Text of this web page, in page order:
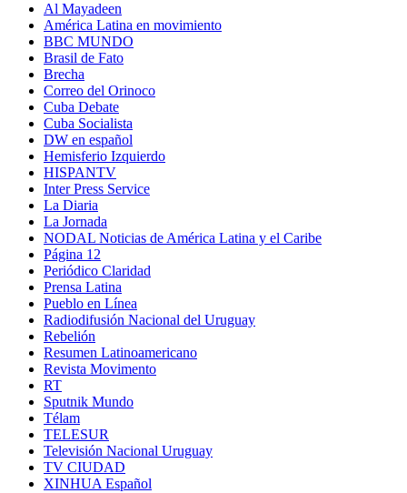
Al Mayadeen
América Latina en movimiento
BBC MUNDO
Brasil de Fato
Brecha
Correo del Orinoco
Cuba Debate
Cuba Socialista
DW en español
Hemisferio Izquierdo
HISPANTV
Inter Press Service
La Diaria
La Jornada
NODAL Noticias de América Latina y el Caribe
Página 12
Periódico Claridad
Prensa Latina
Pueblo en Línea
Radiodifusión Nacional del Uruguay
Rebelión
Resumen Latinoamericano
Revista Movimento
RT
Sputnik Mundo
Télam
TELESUR
Televisión Nacional Uruguay
TV CIUDAD
XINHUA Español